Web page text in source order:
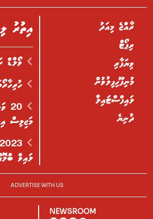
ރާއްޖެ މިއަދު
ރިޕޯޓް
ވިޔަފާރި
މުނިފޫހިފިލުވުން
ލައިފްސްޓައިލް
ދުނިޔެ
އިތުރު
ވޯލްޑް ކަޕް
ހުރިހާރޯދަ
މަޖިލިސް
ލައިވް
ADVERTISE WITH US
NEWSROOM